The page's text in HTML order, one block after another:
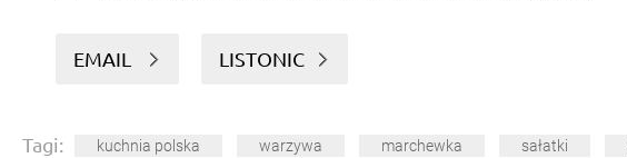
EMAIL LISTONIC
Tagi: kuchnia polska warzywa marchewka sałatki